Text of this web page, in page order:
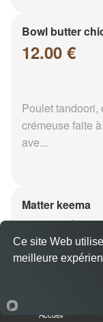
Bowl butter
12.00 €
Poulet tandoori,
crémeuse faite
ave...
Matter keema
12.00 €
Viande hachée
Accueil
Ce site Web
meilleure